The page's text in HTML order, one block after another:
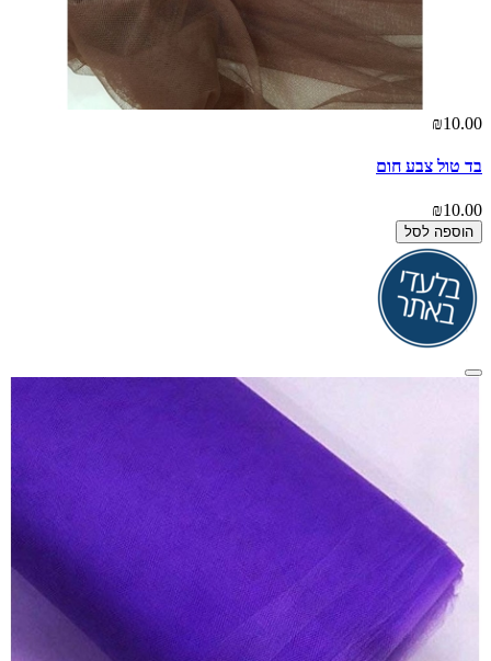
₪10.00
בד טול צבע חום
₪10.00
הוספה לסל